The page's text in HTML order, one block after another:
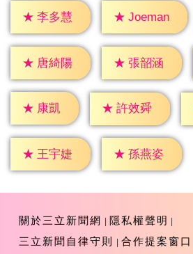
★ 李多慧 ★ Joeman
★ 唐綺陽 ★ 張韶涵
★ 康凱 ★ 許效舜
★ 王宇婕 ★ 孫燕姿
關於三立新聞網
隱私權聲明
三立新聞自律守則
合作提案窗口